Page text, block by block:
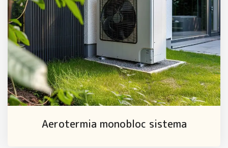
Aerotermia monobloc sistema